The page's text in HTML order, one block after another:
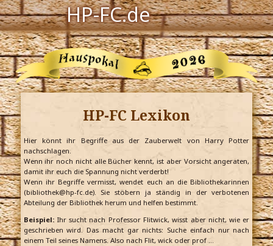
HP-FC.de
Navigation
Harry Potter
Der HP-FC
Hogwarts
Zauberwelt
Willkommen
Jetzt Fanclub-Mitglied werden!
HP-FC Lexikon
Hier könnt ihr Begriffe aus der Zauberwelt von Harry Potter
nachschlagen.
Wenn ihr noch nicht alle Bücher kennt, ist aber Vorsicht angeraten,
damit ihr euch die Spannung nicht verderbt!
Wenn ihr Begriffe vermisst, wendet euch an die Bibliothekarinnen
(bibliothek@hp-fc.de). Sie stöbern ja ständig in der verbotenen
Abteilung der Bibliothek herum und helfen bestimmt.
Beispiel:Ihr sucht nach Professor Flitwick, wisst aber nicht, wie er
geschrieben wird. Das macht gar nichts: Suche einfach nur nach
einem Teil seines Namens. Also nach Flit, wick oder prof …